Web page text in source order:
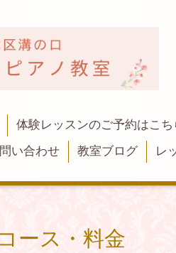
体験レッスンのご予約はこち
い合わせ 教室ブログ レ
ース・料金